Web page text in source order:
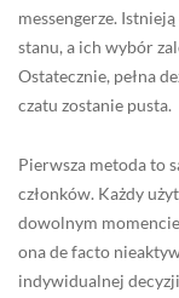
messengerze.
stanu, a ich wybór
Ostatecznie, pełna
czatu zostanie pusta.
Pierwsza metoda to
członków. Każdy
dowolnym
ona de facto
indywidualnej